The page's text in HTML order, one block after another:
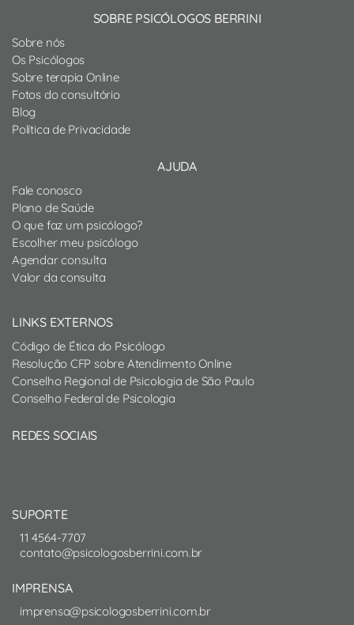
SOBRE PSICÓLOGOS BERRINI
Sobre nós
Os Psicólogos
Sobre terapia Online
Fotos do consultório
Blog
Política de Privacidade
AJUDA
Fale conosco
Plano de Saúde
O que faz um psicólogo?
Escolher meu psicólogo
Agendar consulta
Valor da consulta
LINKS EXTERNOS
Código de Ética do Psicólogo
Resolução CFP sobre Atendimento Online
Conselho Regional de Psicologia de São Paulo
Conselho Federal de Psicologia
REDES SOCIAIS
SUPORTE
11 4564-7707
contato@psicologosberrini.com.br
IMPRENSA
imprensa@psicologosberrini.com.br